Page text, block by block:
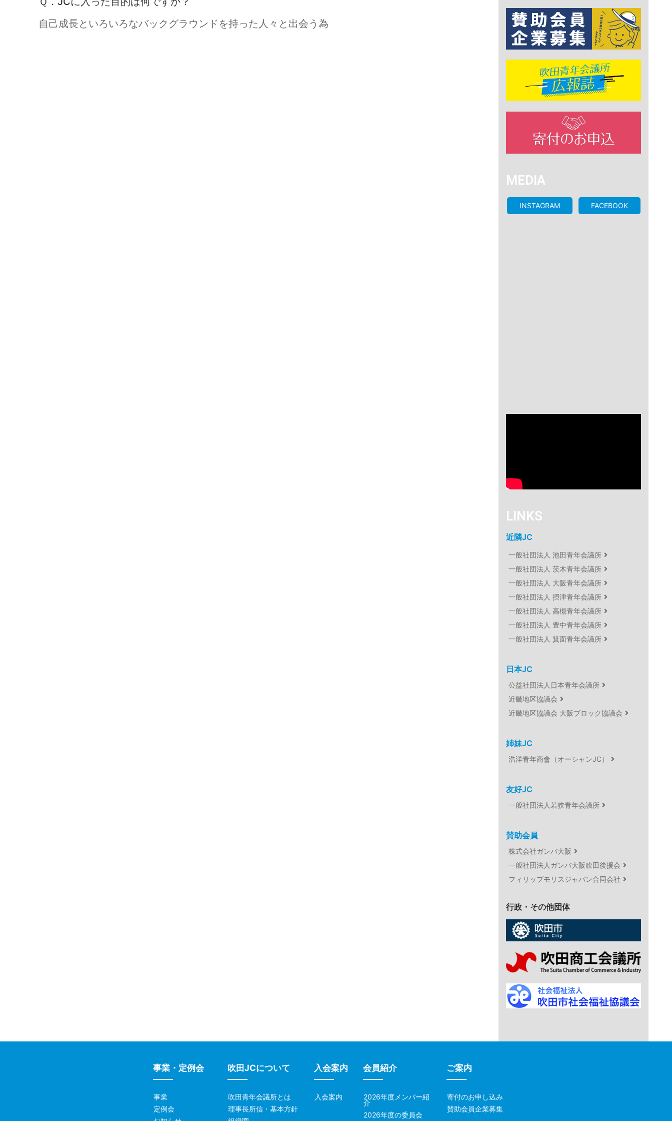
自己成長といろいろなバックグラウンドを持った人々と出会う為
MEDIA
INSTAGRAM FACEBOOK
LINKS
近隣JC
一般社団法人 池田青年会議所
一般社団法人 茨木青年会議所
一般社団法人 大阪青年会議所
一般社団法人 摂津青年会議所
一般社団法人 高槻青年会議所
一般社団法人 豊中青年会議所
一般社団法人 箕面青年会議所
日本JC
公益社団法人日本青年会議所
近畿地区協議会
近畿地区協議会 大阪ブロック協議会
姉妹JC
浩洋青年商會（オーシャンJC）
友好JC
一般社団法人若狭青年会議所
賛助会員
株式会社ガンバ大阪
一般社団法人ガンバ大阪吹田後援会
フィリップモリスジャパン合同会社
行政・その他団体
事業・定例会
事業
定例会
吹田JCについて
吹田青年会議所とは
理事長所信・基本方針
入会案内
入会案内
会員紹介
2026年度メンバー紹
介
2026年度の委員会
ご案内
寄付のお申し込み
賛助会員企業募集